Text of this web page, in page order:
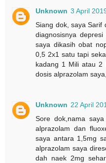
Unknown 3 April
Siang dok, saya Sarif
diagnosisnya
saya dikasih obat
0,5 2x1 satu tapi
kadang 1 Mili atau 2
dosis alprazolam
Unknown 22 April
Sore dok,nama
alprazolam dan
saya antara 1,5mg
alprazolam saya
dah naek 2mg